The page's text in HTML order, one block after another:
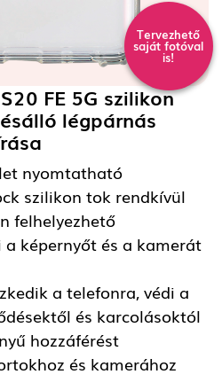
Tervezhető
saját fotóval
is!
FE 5G szilikon
légpárnás
nyomtatható
szilikon tok rendkívül
felhelyezhető
a képernyőt és a kamerát
a telefonra, védi a
és karcolásoktól
hozzáférést
és kamerához